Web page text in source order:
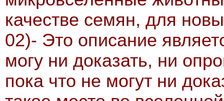
качестве семян, для
02)- Это описание
могу ни доказать, ни
пока что не могут ни